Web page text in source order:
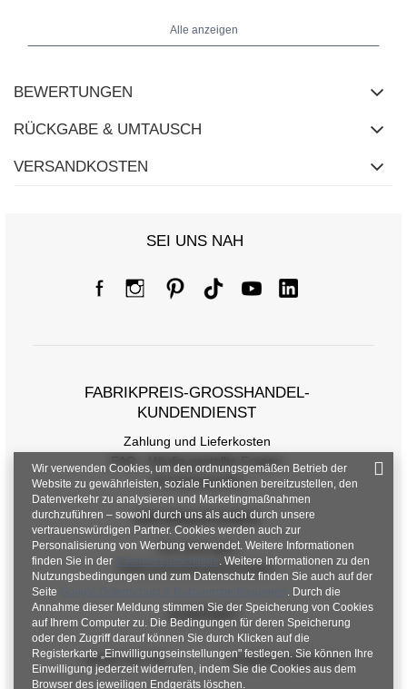
Größentabelle
Maße flach gemessen (+/- 1cm)
Größe S M L
[A] Brustumfang 124 130 134
[B] Taillenumfang 114
[C] Hüftumfang 108 120 122
[D] Gesamtlänge 82
Alle anzeigen
BEWERTUNGEN
RÜCKGABE & UMTAUSCH
VERSANDKOSTEN
SEI UNS NAH
FABRIKPREIS-GROSSHANDEL-K
UNDENDIENST
Zahlung und Lieferkosten
FAQ - Häufig gestellte Fragen
Rückgabepolitik
INFORMATIONEN
Verordnungen
Datenschutzbestimmungen
KONTAKT
+48 601 547 740 hurt@factoryprice.eu
Wir verwenden Cookies, um den ordnungsgemäßen Betrieb der
Website zu gewährleisten, soziale Funktionen bereitzustellen, den
Datenverkehr zu analysieren und Marketingmaßnahmen
durchzuführen – sowohl durch uns als auch durch unsere
vertrauenswürdigen Partner. Cookies werden auch zur
Personalisierung von Werbung verwendet. Weitere Informationen
finden Sie in der
Datenschutzrichtlinie. Weitere Informationen zu den
Nutzungsbedingungen und zum Datenschutz finden Sie auch auf der
Seite
. Durch die
Annahme dieser Meldung stimmen Sie der Speicherung von Cookies
auf Ihrem Computer zu. Die Bedingungen für deren Speicherung
oder den Zugriff darauf können Sie durch Klicken auf die
Registerkarte „Einwilligungseinstellungen" festlegen. Sie können Ihre
Einwilligung jederzeit widerrufen, indem Sie die Cookies aus dem
Browser des jeweiligen Endgeräts löschen.